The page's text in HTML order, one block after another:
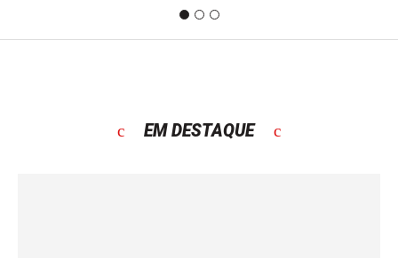
EM DESTAQUE